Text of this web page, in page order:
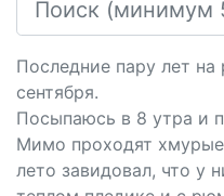
Последние пару лет на
сентября.
Посыпаюсь в 8 утра и
Мимо проходят
лето завидовал, что у